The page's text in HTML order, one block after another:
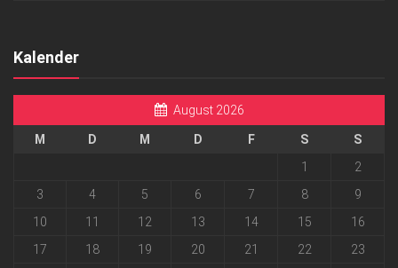
Kalender
August 2026
M D M D F S
S
1
2
3
4 5 6 7 8
9
10
11 12 13 14 15
16
17
18 19 20 21 22 23